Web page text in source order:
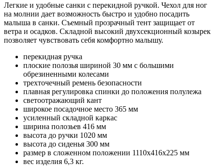
Легкие и удобные санки с перекидной ручкой. Чехол для ног
на молнии дает возможность быстро и удобно посадить
малыша в санки. Съемный прозрачный тент защищает от
ветра и осадков. Складной высокий двухсекционный козырек
позволяет чувствовать себя комфортно малышу.
перекидная ручка
плоские полозья шириной 30 мм с большими
обрезиненными колесами
трехточечный ремень безопасности
плавная регулировка спинки до положения полулежа
светоотражающий кант
широкое посадочное место 365 мм
усиленный складной каркас
ширина полозьев 416 мм
высота до ручки 1020 мм
высота до сиденья 300 мм
размер в сложенном положении 1110х416х225 мм
вес изделия 6,3 кг.